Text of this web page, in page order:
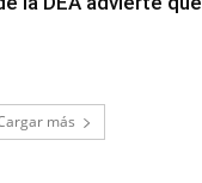
más